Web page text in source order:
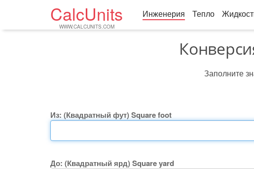
CalcUnits
WWW.CALCUNITS.COM
Инженерия Тепло
Заполните
Из: (Квадратный фут) Square foot
До: (Квадратный ярд) Square yard